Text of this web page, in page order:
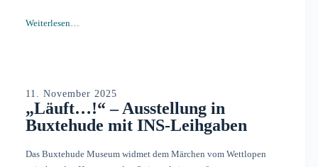
Weiterlesen…
11. November 2025
„Läuft…!“ – Ausstellung in
Buxtehude mit INS-Leihgaben
Das Buxtehude Museum widmet dem Märchen vom Wettlopen